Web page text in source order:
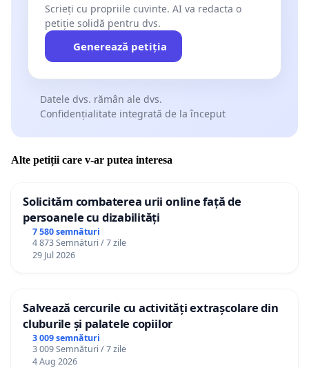
Scrieți cu propriile cuvinte. AI va redacta o
petiție solidă pentru dvs.
Generează petiția
Datele dvs. rămân ale dvs.
Confidențialitate integrată de la început
Alte petiții care v-ar putea interesa
Solicităm combaterea urii online față de
persoanele cu dizabilități
7 580 semnături
4 873 Semnături / 7 zile
29 Jul 2026
Salvează cercurile cu activități extrașcolare din
cluburile și palatele copiilor
3 009 semnături
3 009 Semnături / 7 zile
4 Aug 2026